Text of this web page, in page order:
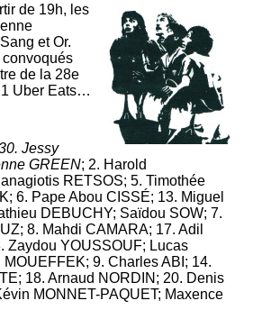
de 19h, les
et Or.
de la 28e
Uber Eats…
Jessy
GREEN; 2. Harold
RETSOS; 5. Timothée
6. Pape Abou CISSÉ; 13. Miguel
DEBUCHY; Saïdou SOW; 7.
8. Mahdi CAMARA; 17. Adil
Zaydou YOUSSOUF; Lucas
9. Charles ABI; 14.
18. Arnaud NORDIN; 20. Denis
MONNET-PAQUET; Maxence